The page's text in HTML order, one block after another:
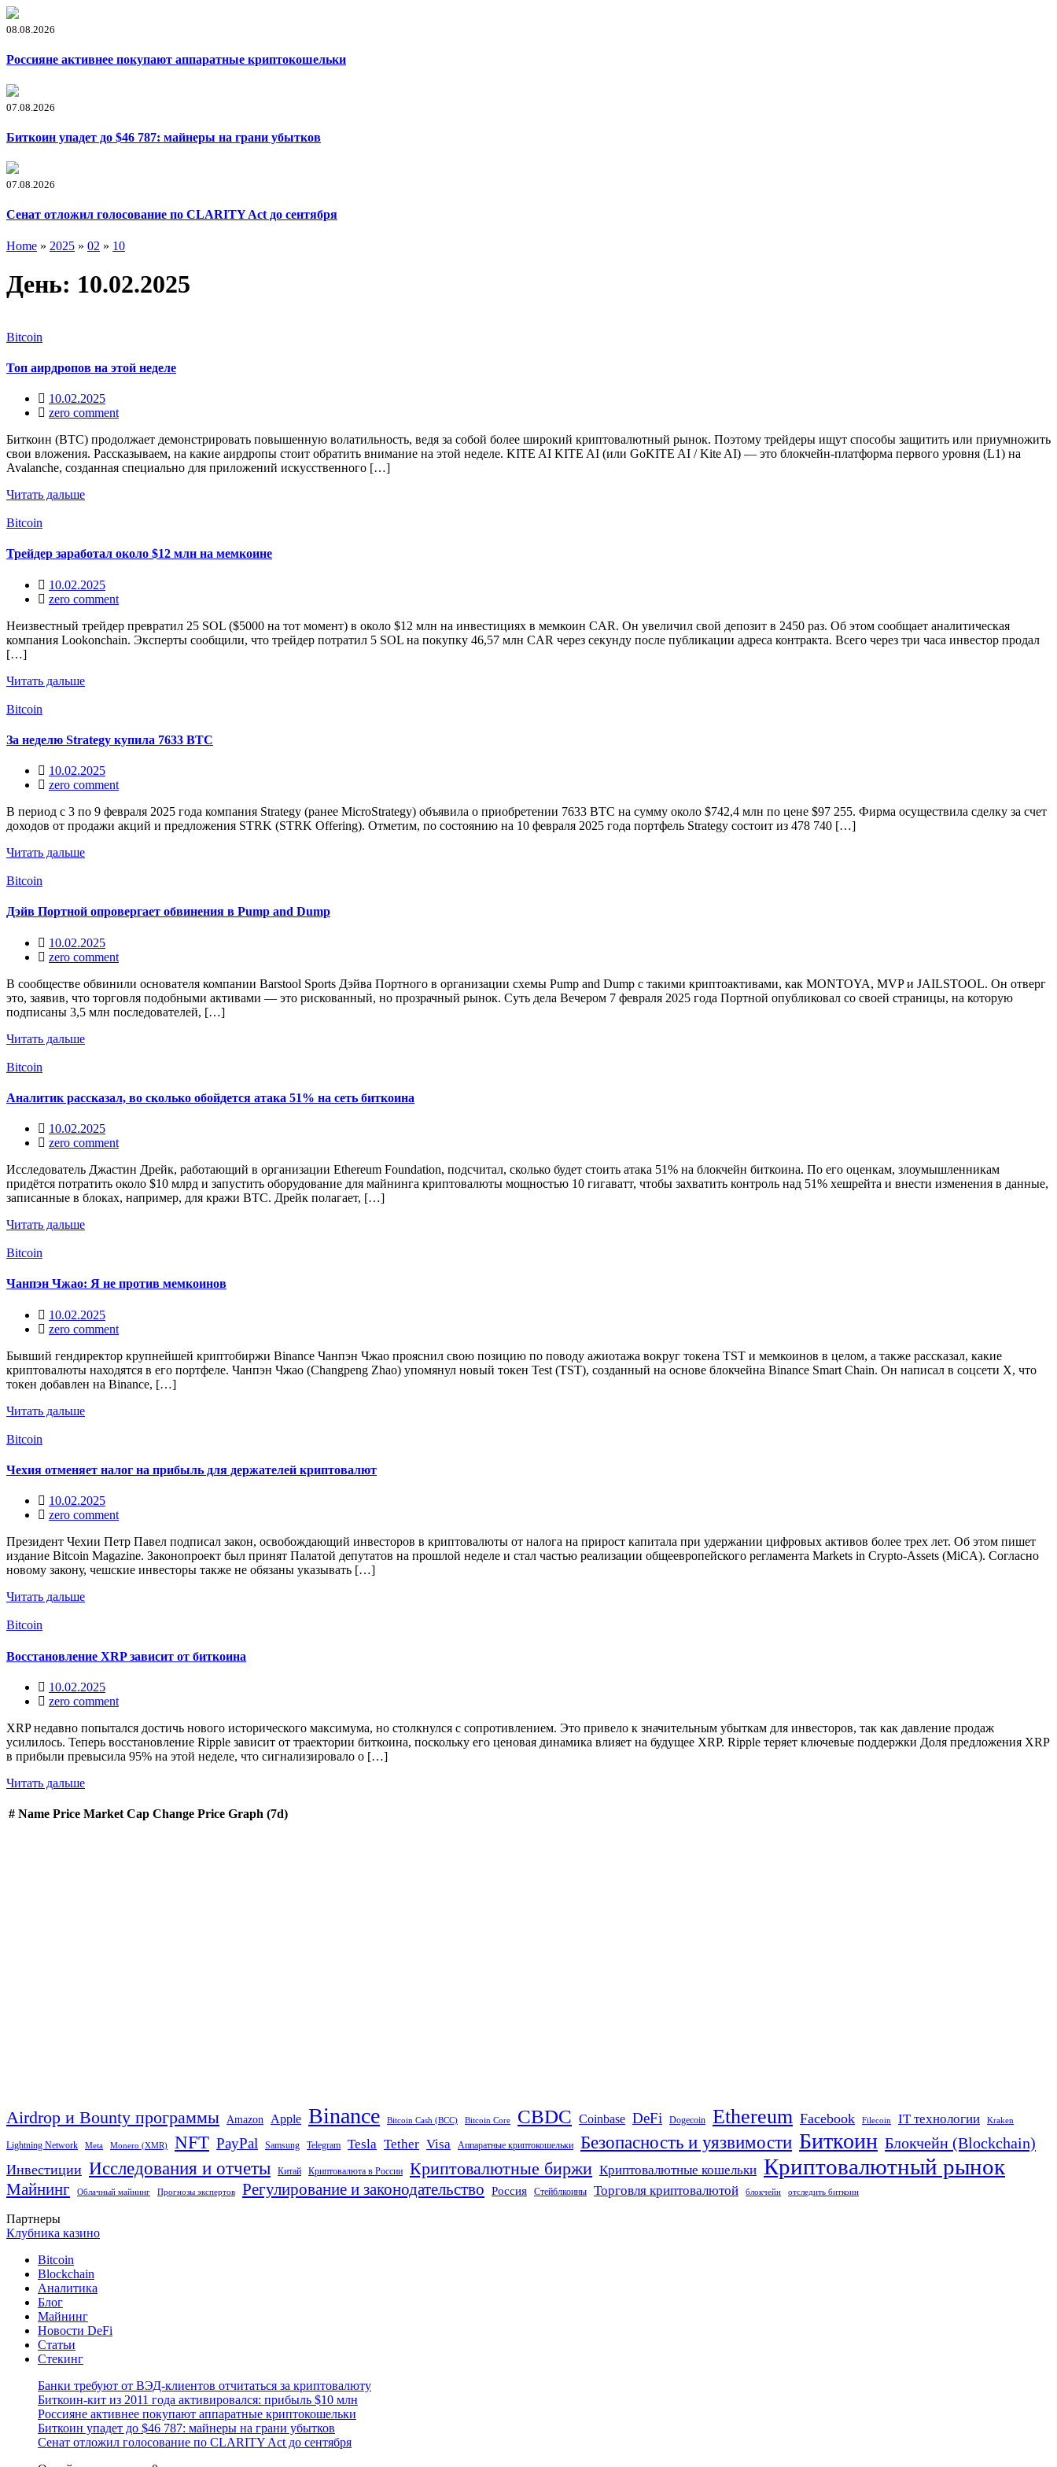
08.08.2026
Россияне активнее покупают аппаратные криптокошельки
07.08.2026
Биткоин упадет до $46 787: майнеры на грани убытков
07.08.2026
Сенат отложил голосование по CLARITY Act до сентября
Home » 2025 » 02 » 10
День: 10.02.2025
Bitcoin
Топ аирдропов на этой неделе
10.02.2025
zero comment
Биткоин (BTC) продолжает демонстрировать повышенную волатильность, ведя за собой более широкий криптовалютный рынок. Поэтому трейдеры ищут способы защитить или приумножить
свои вложения. Рассказываем, на какие аирдропы стоит обратить внимание на этой неделе. KITE AI KITE AI (или GoKITE AI / Kite AI) — это блокчейн-платформа первого уровня (L1) на
Avalanche, созданная специально для приложений искусственного […]
Читать дальше
Bitcoin
Трейдер заработал около $12 млн на мемкоине
10.02.2025
zero comment
Неизвестный трейдер превратил 25 SOL ($5000 на тот момент) в около $12 млн на инвестициях в мемкоин CAR. Он увеличил свой депозит в 2450 раз. Об этом сообщает аналитическая
компания Lookonchain. Эксперты сообщили, что трейдер потратил 5 SOL на покупку 46,57 млн CAR через секунду после публикации адреса контракта. Всего через три часа инвестор продал
[…]
Читать дальше
Bitcoin
За неделю Strategy купила 7633 BTC
10.02.2025
zero comment
В период с 3 по 9 февраля 2025 года компания Strategy (ранее MicroStrategy) объявила о приобретении 7633 BTC на сумму около $742,4 млн по цене $97 255. Фирма осуществила сделку за счет
доходов от продажи акций и предложения STRK (STRK Offering). Отметим, по состоянию на 10 февраля 2025 года портфель Strategy состоит из 478 740 […]
Читать дальше
Bitcoin
Дэйв Портной опровергает обвинения в Pump and Dump
10.02.2025
zero comment
В сообществе обвинили основателя компании Barstool Sports Дэйва Портного в организации схемы Pump and Dump с такими криптоактивами, как MONTOYA, MVP и JAILSTOOL. Он отверг
это, заявив, что торговля подобными активами — это рискованный, но прозрачный рынок. Суть дела Вечером 7 февраля 2025 года Портной опубликовал со своей страницы, на которую
подписаны 3,5 млн последователей, […]
Читать дальше
Bitcoin
Аналитик рассказал, во сколько обойдется атака 51% на сеть биткоина
10.02.2025
zero comment
Исследователь Джастин Дрейк, работающий в организации Ethereum Foundation, подсчитал, сколько будет стоить атака 51% на блокчейн биткоина. По его оценкам, злоумышленникам
придётся потратить около $10 млрд и запустить оборудование для майнинга криптовалюты мощностью 10 гигаватт, чтобы захватить контроль над 51% хешрейта и внести изменения в данные,
записанные в блоках, например, для кражи BTC. Дрейк полагает, […]
Читать дальше
Bitcoin
Чанпэн Чжао: Я не против мемкоинов
10.02.2025
zero comment
Бывший гендиректор крупнейшей криптобиржи Binance Чанпэн Чжао прояснил свою позицию по поводу ажиотажа вокруг токена TST и мемкоинов в целом, а также рассказал, какие
криптовалюты находятся в его портфеле. Чанпэн Чжао (Changpeng Zhao) упомянул новый токен Test (TST), созданный на основе блокчейна Binance Smart Chain. Он написал в соцсети Х, что
токен добавлен на Binance, […]
Читать дальше
Bitcoin
Чехия отменяет налог на прибыль для держателей криптовалют
10.02.2025
zero comment
Президент Чехии Петр Павел подписал закон, освобождающий инвесторов в криптовалюты от налога на прирост капитала при удержании цифровых активов более трех лет. Об этом пишет
издание Bitcoin Magazine. Законопроект был принят Палатой депутатов на прошлой неделе и стал частью реализации общеевропейского регламента Markets in Crypto-Assets (MiCA). Согласно
новому закону, чешские инвесторы также не обязаны указывать […]
Читать дальше
Bitcoin
Восстановление XRP зависит от биткоина
10.02.2025
zero comment
XRP недавно попытался достичь нового исторического максимума, но столкнулся с сопротивлением. Это привело к значительным убыткам для инвесторов, так как давление продаж
усилилось. Теперь восстановление Ripple зависит от траектории биткоина, поскольку его ценовая динамика влияет на будущее XRP. Ripple теряет ключевые поддержки Доля предложения XRP
в прибыли превысила 95% на этой неделе, что сигнализировало о […]
Читать дальше
# Name Price Market Cap Change Price Graph (7d)
Airdrop и Bounty программы Amazon Apple Binance Bitcoin Cash (BCC) Bitcoin Core CBDC Coinbase DeFi Dogecoin Ethereum Facebook Filecoin IT технологии Kraken
Lightning Network Meta Monero (XMR) NFT PayPal Samsung Telegram Tesla Tether Visa Аппаратные криптокошельки Безопасность и уязвимости Биткоин Блокчейн (Blockchain)
Инвестиции Исследования и отчеты Китай Криптовалюта в России Криптовалютные биржи Криптовалютные кошельки Криптовалютный рынок
Майнинг Облачный майнинг Прогнозы экспертов Регулирование и законодательство Россия Стейблкоины Торговля криптовалютой блокчейн отследить биткоин
Партнеры
Клубника казино
Bitcoin
Blockchain
Аналитика
Блог
Майнинг
Новости DeFi
Статьи
Стекинг
Банки требуют от ВЭД-клиентов отчитаться за криптовалюту
Биткоин-кит из 2011 года активировался: прибыль $10 млн
Россияне активнее покупают аппаратные криптокошельки
Биткоин упадет до $46 787: майнеры на грани убытков
Сенат отложил голосование по CLARITY Act до сентября